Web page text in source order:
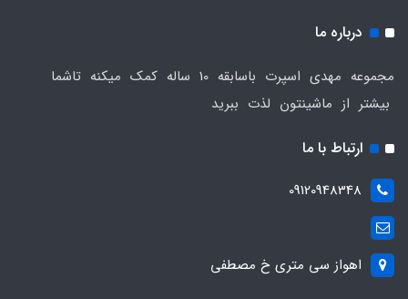
درباره ما
مجموعه مهدی اسپرت باسابقه 10 ساله کمک میکنه تاشما
بیشتر از ماشینتون لذت ببرید
ارتباط با ما
09120948348
اهواز سی متری خ مصطفی